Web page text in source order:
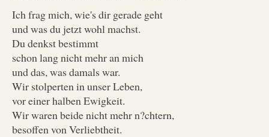
Ich frag mich, wie's dir gerade geht
und was du jetzt wohl machst.
Du denkst bestimmt
schon lang nicht mehr an mich
und das, was damals war.
Wir stolperten in unser Leben,
vor einer halben Ewigkeit.
Wir waren beide nicht mehr n?chtern,
besoffen von Verliebtheit.